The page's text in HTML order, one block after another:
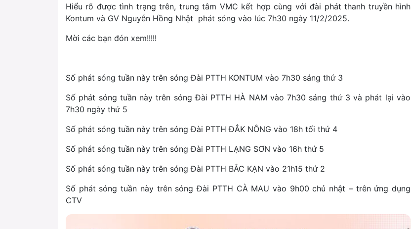
Hiểu rõ được tình trạng trên, trung tâm VMC kết hợp cùng với đài phát thanh truyền hình
Kontum và GV Nguyễn Hồng Nhật phát sóng vào lúc 7h30 ngày 11/2/2025.
Mời các bạn đón xem!!!!!
Số phát sóng tuần này trên sóng Đài PTTH KONTUM vào 7h30 sáng thứ 3
Số phát sóng tuần này trên sóng Đài PTTH HÀ NAM vào 7h30 sáng thứ 3 và phát lại vào
7h30 ngày thứ 5
Số phát sóng tuần này trên sóng Đài PTTH ĐẮK NÔNG vào 18h tối thứ 4
Số phát sóng tuần này trên sóng Đài PTTH LẠNG SƠN vào 16h thứ 5
Số phát sóng tuần này trên sóng Đài PTTH BẮC KẠN vào 21h15 thứ 2
Số phát sóng tuần này trên sóng Đài PTTH CÀ MAU vào 9h00 chủ nhật – trên ứng dụng
CTV